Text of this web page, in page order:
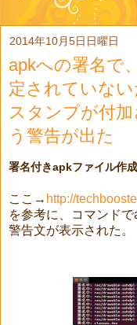
2014年10月5日日曜日
apkへの署名で
定されていな
スタンプが付
う警告が出た
署名付きapkファイル作
ここ→ http://
を参考に、コマンド
警告文が表示された。